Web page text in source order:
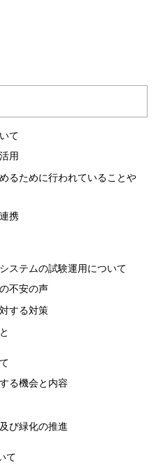
て
用
るために行われていることや
携
ステムの試験運用について
不安の声
する対策
る機会と内容
び緑化の推進
て